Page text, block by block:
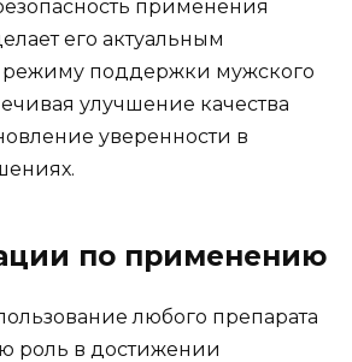
применения
его актуальным
поддержки мужского
улучшение качества
уверенности в
по применению
любого препарата
роль в достижении